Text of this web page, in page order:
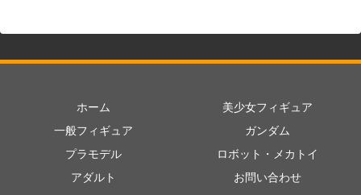
ホーム
美少女フィギュア
一般フィギュア
ガンダム
プラモデル
ロボット・メカトイ
アダルト
お問い合わせ